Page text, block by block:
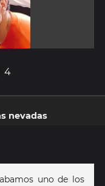
4
nevadas
uno de los